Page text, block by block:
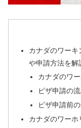
カナダのワー
や申請方法を解
カナダのワ
ビザ申請の
ビザ申請前
カナダのワーホ